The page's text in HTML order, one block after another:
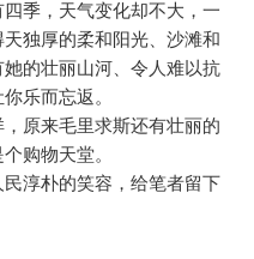
季，天气变化却不大，一
独厚的柔和阳光、沙滩和
的壮丽山河、令人难以抗
乐而忘返。
原来毛里求斯还有壮丽的
购物天堂。
淳朴的笑容，给笔者留下